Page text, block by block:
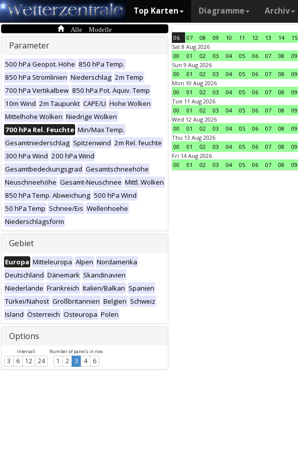
Top Karten Diagramme Archiv
Alle Modelle
Parameter
500 hPa Geopot. Höhe 850 hPa Temp.
850 hPa Stromlinien Niederschlag 2m Temp
700 hPa Vertikalbew 850 hPa Pot. Äquiv. Temp
10m Wind 2m Taupunkt CAPE/LI Hohe Wolken
Mittelhohe Wolken Niedrige Wolken
700 hPa Rel. Feuchte Min/Max Temp.
Gesamtniederschlag Spitzenwind 2m Rel. feuchte
300 hPa Wind 200 hPa Wind
Gesamtbedeckungsgrad Gesamtschneehöhe
Neuschneehöhe Gesamt-Neuschnee Mittl. Wolken
850 hPa Temp. Abweichung 500 hPa Wind
50 hPa Temp Schnee/Eis Wellenhoehe
Niederschlagsform
Gebiet
Europa Mitteleuropa Alpen Nordamerika
Deutschland Dänemark Skandinavien
Niederlande Frankreich Italien/Balkan Spanien
Türkei/Nahost Großbritannien Belgien Schweiz
Island Österreich Osteuropa Polen
Options
Intervall
3 6 12 24
Number of panels in row
1 2 3 4 6
06 07 08 09 10 11 12 13 14 15
Sat 8 Aug 2026
00
01 02 03 04 05 06 07 08 09
Sun 9 Aug 2026
00
01 02 03 04 05 06 07 08 09
Mon 10 Aug 2026
00
01 02 03 04 05 06 07 08 09
Tue 11 Aug 2026
00
01 02 03 04 05 06 07 08 09
Wed 12 Aug 2026
00
01 02 03 04 05 06 07 08 09
Thu 13 Aug 2026
00
01 02 03 04 05 06 07 08 09
Fri 14 Aug 2026
00
01 02 03 04 05 06 07 08 09